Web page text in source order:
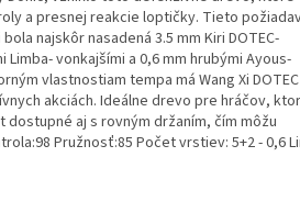
a presnej reakcie loptičky. Tieto
najskôr nasadená 3.5 mm Kiri DOTEC-
vonkajšími a 0,6 mm hrubými Ayous-
vlastnostiam tempa má Wang Xi DOTEC
akciách. Ideálne drevo pre hráčov,
aj s rovným držaním, čím môžu
Pružnosť:85 Počet vrstiev: 5+2 - 0,6